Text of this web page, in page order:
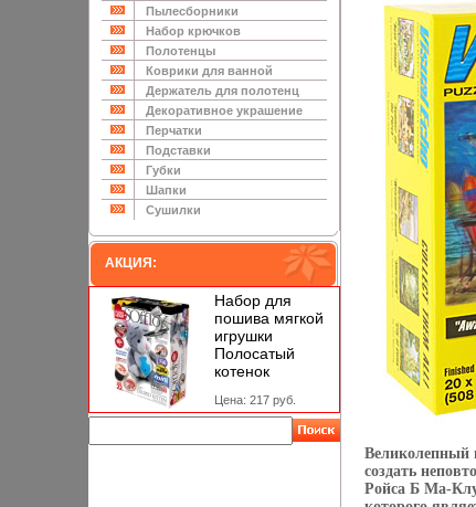
Пылесборники
Набор крючков
Полотенцы
Коврики для ванной
Держатель для полотенц
Декоративное украшение
Перчатки
Подставки
Губки
Шапки
Сушилки
АКЦИЯ:
Набор для
пошива мягкой
игрушки
Полосатый
котенок
Цена: 217 руб.
Великолепный
создать
Ройса Б Ма-